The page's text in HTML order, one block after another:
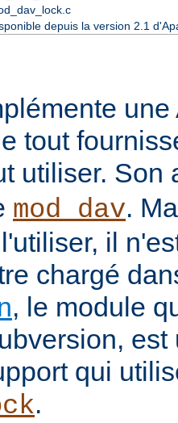
depuis la version 2.1
tout
utiliser. Son
mod_dav.
il
chargé
, le module
est
qui
.